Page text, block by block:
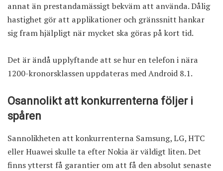
annat än prestandamässigt bekväm att använda. Dålig
hastighet gör att applikationer och gränssnitt hankar
sig fram hjälpligt när mycket ska göras på kort tid.
Det är ändå upplyftande att se hur en telefon i nära
1200-kronorsklassen uppdateras med Android 8.1.
Osannolikt att konkurrenterna följer i
spåren
Sannolikheten att konkurrenterna Samsung, LG, HTC
eller Huawei skulle ta efter Nokia är väldigt liten. Det
finns ytterst få garantier om att få den absolut senaste